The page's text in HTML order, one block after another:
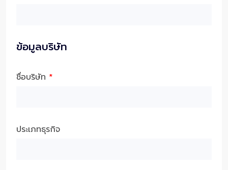
ข้อมูลบริษัท
ชื่อบริษัท *
ประเภทธุรกิจ